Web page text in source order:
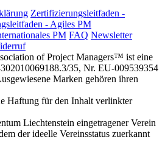
Zertifizierungsleitfaden -
- Agiles PM
PM FAQ Newsletter
of Project Managers™ ist eine
35, Nr. EU-009539354
Marken gehören ihren
Haftung für den Inhalt verlinkter
Liechtenstein eingetragener Verein
der ideelle Vereinsstatus zuerkannt